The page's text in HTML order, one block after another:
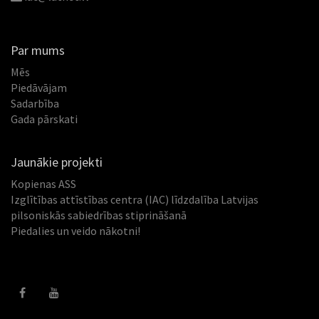
Par mums
Mēs
Piedāvājam
Sadarbība
Gada pārskati
Jaunākie projekti
Kopienas ASS
Izglītības attīstības centra (IAC) līdzdalība Latvijas
pilsoniskās sabiedrības stiprināšanā
Piedalies un veido nākotni!